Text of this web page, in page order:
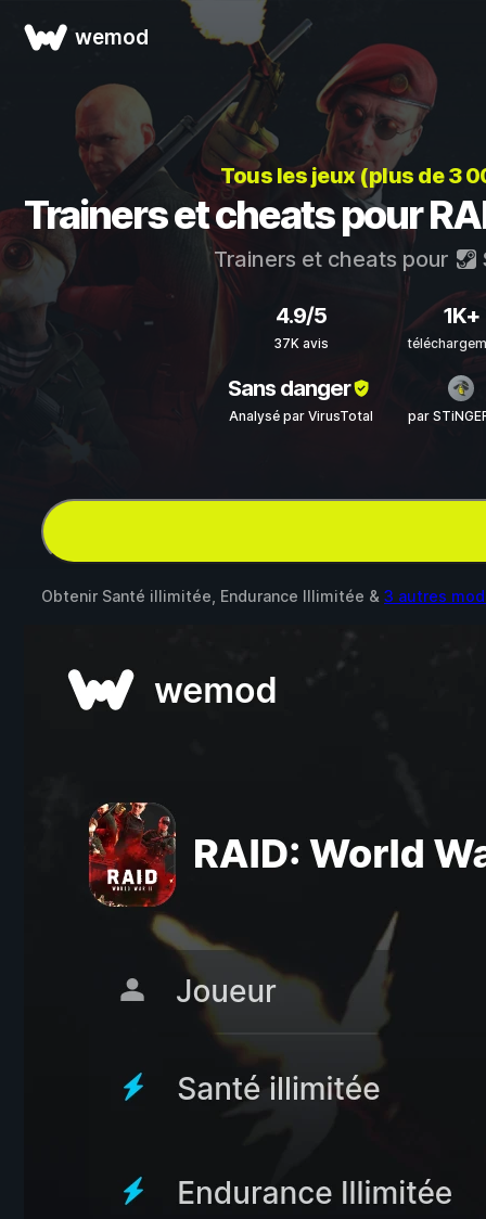
wemod
Tous les jeux (plus de 3
Trainers et cheats pour
Trainers et cheats pour
4.9/5
37K avis
1K+
Sans danger
Analysé par VirusTotal par
Obtenir Santé illimitée, Endurance Illimitée & 3 autres